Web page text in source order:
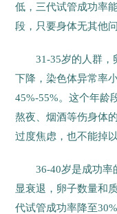
低，三代试管成功率
段，只要身体无其他
31-35岁的人群
下降，染色体异常率
45%-55%。这个年龄
熬夜、烟酒等伤身体
过度焦虑，也不能掉以
36-40岁是成功率
显衰退，卵子数量和
代试管成功率降至